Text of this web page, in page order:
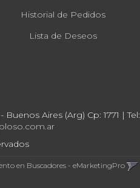
Historial de Pedidos
Lista de Deseos
Aires (Arg) Cp: 1771 | Tel:
en Buscadores - eMarketingPro